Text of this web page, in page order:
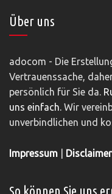
Über uns
adocom - Die
Vertrauenssache,
persönlich für Sie da.
uns einfach. Wir
unverbindlichen und
Impressum Disclaimer
So können Sie uns